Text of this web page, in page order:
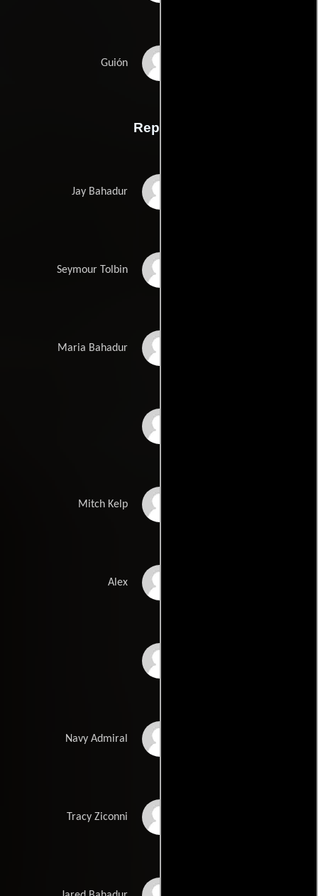
Guión
Reparto
Jay Bahadur
Seymour Tolbin
Maria Bahadur
Mitch Kelp
Alex
Navy Admiral
Tracy Ziconni